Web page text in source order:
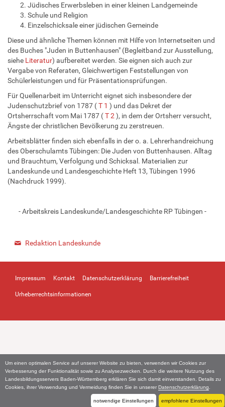
Um einen optimalen Service auf unserer Website zu bieten, verwenden wir Cookies zur
Verbesserung der Funktionalität sowie zu Analysezwecken. Durch die weitere Nutzung des
Landesbildungsservers Baden-Württemberg erklären Sie sich damit einverstanden. Details zu
Cookies, ihrer Verwendung und Vermeidung finden Sie in unserer Datenschutzerklärung
notwendige Einstellungen empfohlene Einstellungen
Jüdisches Erwerbsleben in einer kleinen Landgemeinde
Schule und Religion
Einzelschicksale einer jüdischen Gemeinde
Diese und ähnliche Themen können mit Hilfe von Internetseiten und
des Buches "Juden in Buttenhausen" (Begleitband zur Ausstellung,
siehe Literatur) aufbereitet werden. Sie eignen sich auch zur
Vergabe von Referaten, Gleichwertigen Feststellungen von
Schülerleistungen und für Präsentationsprüfungen.
Für Quellenarbeit im Unterricht eignet sich insbesondere der
Judenschutzbrief von 1787 (T 1 ) und das Dekret der
Ortsherrschaft vom Mai 1787 (T 2 ), in dem der Ortsherr versucht,
Ängste der christlichen Bevölkerung zu zerstreuen.
Arbeitsblätter finden sich ebenfalls in der o. a. Lehrerhandreichung
des Oberschulamts Tübingen: Die Juden von Buttenhausen. Alltag
und Brauchtum, Verfolgung und Schicksal. Materialien zur
Landeskunde und Landesgeschichte Heft 13, Tübingen 1996
(Nachdruck 1999).
- Arbeitskreis Landeskunde/Landesgeschichte RP Tübingen -
Redaktion Landeskunde
Impressum Kontakt Datenschutzerklärung Barrierefreiheit
Urheberrechtsinformationen